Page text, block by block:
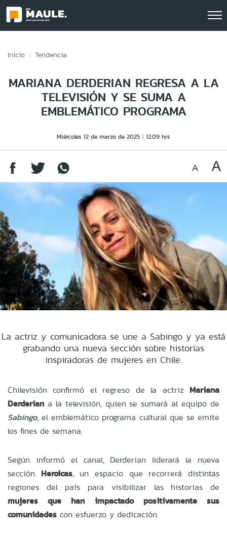
Inicio Tendencia
MARIANA DERDERIAN REGRESA A LA
TELEVISIÓN Y SE SUMA A
EMBLEMÁTICO PROGRAMA
Miércoles 12 de marzo de 2025 12:09 hrs
La actriz y comunicadora se une a Sabingo y ya está
grabando una nueva sección sobre historias
inspiradoras de mujeres en Chile.
Chilevisión confirmó el regreso de la actriz Mariana
Derderiana la televisión, quien se sumará al equipo de
Sabingo, el emblemático programa cultural que se emite
los fines de semana.
Según informó el canal, Derderian liderará la nueva
sección Heroicas, un espacio que recorrerá distintas
regiones del país para visibilizar las historias de
mujeres que han impactado positivamente sus
comunidades con esfuerzo y dedicación.